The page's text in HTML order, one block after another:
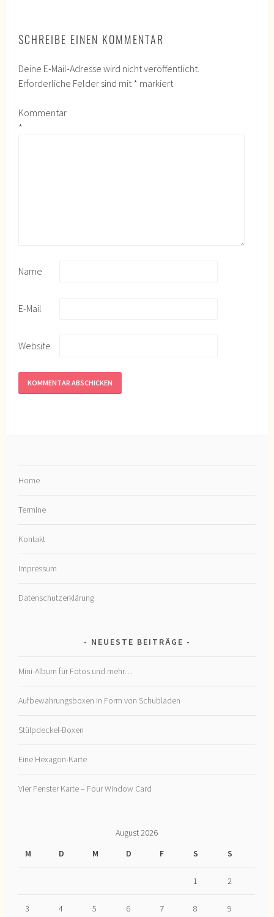
SCHREIBE EINEN KOMMENTAR
Deine E-Mail-Adresse wird nicht veröffentlicht.
Erforderliche Felder sind mit* markiert
Kommentar
*
Name
E-Mail
Website
Home
Termine
Kontakt
Impressum
Datenschutzerklärung
NEUESTE BEITRÄGE
Mini-Album für Fotos und mehr…
Aufbewahrungsboxen in Form von Schubladen
Stülpdeckel-Boxen
Eine Hexagon-Karte
Vier Fenster Karte – Four Window Card
August 2026
M
D M D F S S
1 2
3 4 5 6 7 8 9